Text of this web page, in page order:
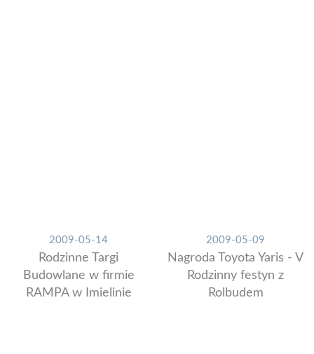
2009-05-14
Rodzinne Targi
Budowlane w firmie
RAMPA w Imielinie
2009-05-09
Nagroda Toyota Yaris - V
Rodzinny festyn z
Rolbudem